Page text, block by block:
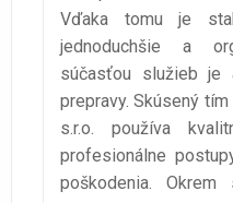
Vďaka tomu je
jednoduchšie a
súčasťou služieb je
prepravy. Skúsený
s.r.o. používa
profesionálne
poškodenia. Okrem